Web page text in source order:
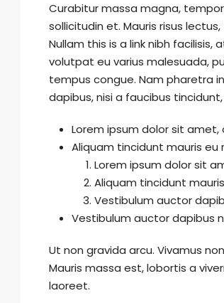
Curabitur massa magna,
sollicitudin et. Mauris risus
Nullam this is a link nibh facilisis,
volutpat eu varius malesuada,
tempus congue. Nam pharetra
dapibus, nisi a faucibus
Lorem ipsum dolor sit
Aliquam tincidunt mauris eu
Lorem ipsum dolor sit
Aliquam tincidunt
Vestibulum auctor
Vestibulum auctor dapibus
Ut non gravida arcu. Vivamus
Mauris massa est, lobortis a
laoreet.